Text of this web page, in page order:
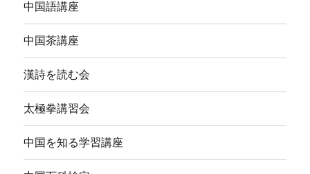
中国語講座
中国茶講座
漢詩を読む会
太極拳講習会
中国を知る学習講座